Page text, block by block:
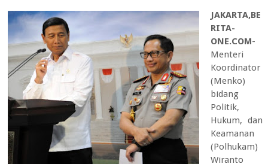
JAKARTA,BE
RITA-
ONE.COM-
Menteri
Koordinator
(Menko)
bidang
Politik,
Hukum, dan
Keamanan
(Polhukam)
Wiranto